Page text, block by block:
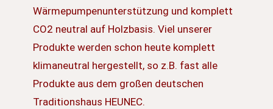
Wärmepumpenunterstützung und komplett
CO2 neutral auf Holzbasis. Viel unserer
Produkte werden schon heute komplett
klimaneutral hergestellt, so z.B. fast alle
Produkte aus dem großen deutschen
Traditionshaus HEUNEC.